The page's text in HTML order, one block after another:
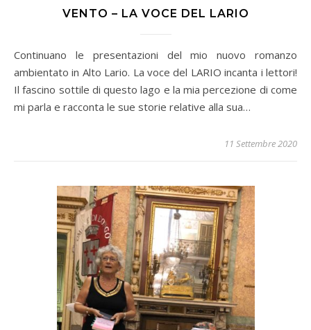
VENTO – LA VOCE DEL LARIO
Continuano le presentazioni del mio nuovo romanzo
ambientato in Alto Lario. La voce del LARIO incanta i lettori!
Il fascino sottile di questo lago e la mia percezione di come
mi parla e racconta le sue storie relative alla sua…
11 Settembre 2020